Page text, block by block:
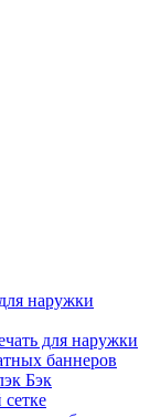
наружки
для наружки
баннеров
Бэк